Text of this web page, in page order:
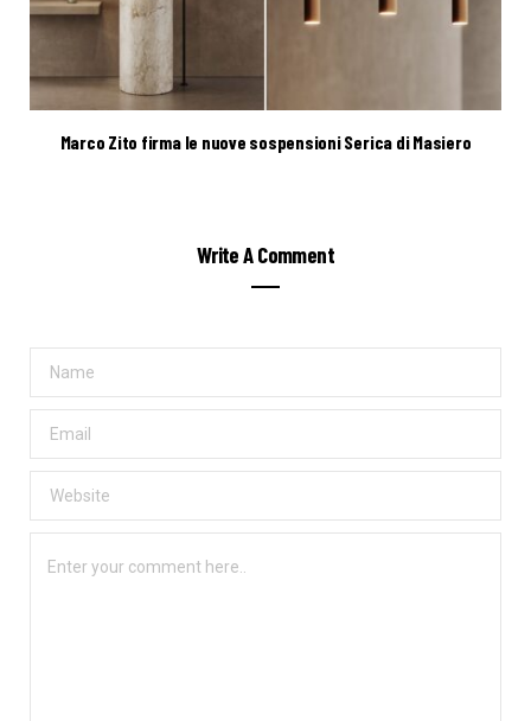
Marco Zito firma le nuove sospensioni Serica di Masiero
Write A Comment